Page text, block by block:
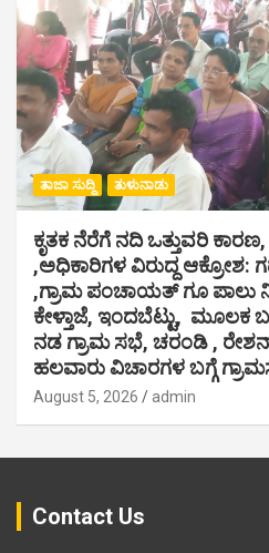
ತಾಜಾ ಸುದ್ದಿ ತುಳುನಾಡು
ಕೃತಕ ನೆರೆಗೆ ನದಿ ಒತ್ತುವರಿ ಕಾರಣ,
,ಅಧಿಕಾರಿಗಳ ವಿರುದ್ದ ಆಕ್ರೋಶ:
,ಗ್ರಾಮ ಪಂಚಾಯತ್ ಗೂ ಪಾಲು
ಕೇಳ್ತಾಜೆ, ಇಂದಬೆಟ್ಟು, ಮೂಲಕ
ನಡ ಗ್ರಾಮ ಸಭೆ, ಚರಂಡಿ ,
ಹಲವಾರು ವಿಚಾರಗಳ ಬಗ್ಗೆ
August 5, 2026 admin
Contact Us